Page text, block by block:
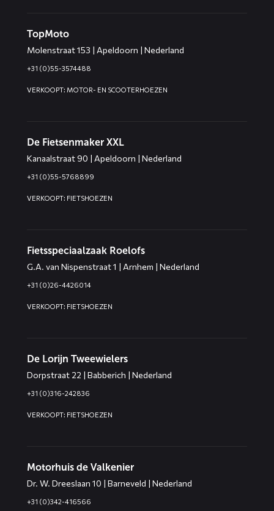
TopMoto
Molenstraat 153 | Apeldoorn | Nederland
+31 (0)55-3574488
VERKOOPT: MOTOR- EN SCOOTERHOEZEN
De Fietsenmaker XXL
Kanaalstraat 90 | Apeldoorn | Nederland
+31 (0)55-5768899
VERKOOPT: FIETSHOEZEN
Fietsspeciaalzaak Roelofs
G.A. van Nispenstraat 1 | Arnhem | Nederland
+31 (0)26-4426014
VERKOOPT: FIETSHOEZEN
De Lorijn Tweewielers
Dorpstraat 22 | Babberich | Nederland
+31 (0)316-242836
VERKOOPT: FIETSHOEZEN
Motorhuis de Valkenier
Dr. W. Dreeslaan 10 | Barneveld | Nederland
+31 (0)342-416566